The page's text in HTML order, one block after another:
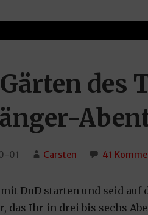
des
01 Carsten 41
DnD starten und seid auf
das Ihr in drei bis sechs